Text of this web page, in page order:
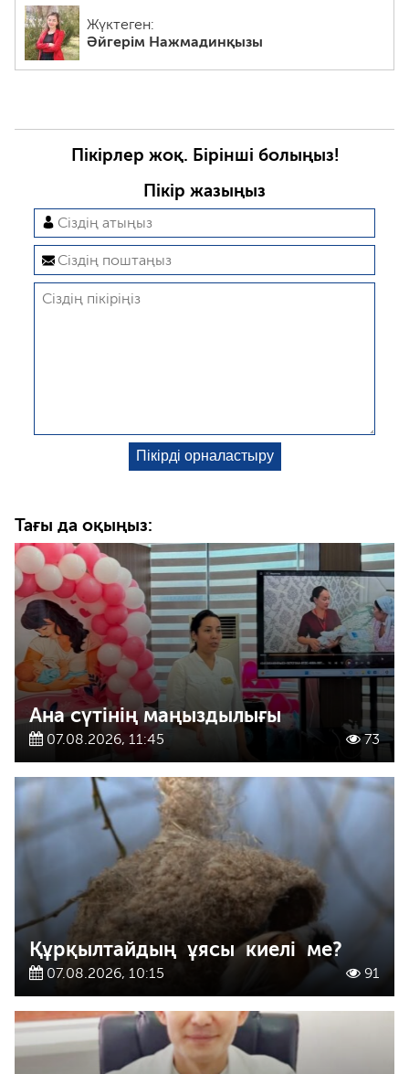
Жүктеген:
Әйгерім Нажмадинқызы
Пікірлер жоқ. Бірінші болыңыз!
Пікір жазыңыз
Тағы да оқыңыз:
Ана сүтінің маңыздылығы
07.08.2026, 11:45 73
Құрқылтайдың ұясы киелі ме?
07.08.2026, 10:15 91